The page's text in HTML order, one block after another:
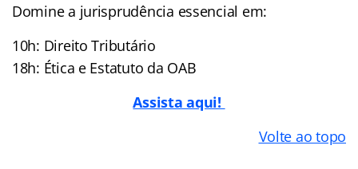
Domine a jurisprudência essencial em:
10h: Direito Tributário
18h: Ética e Estatuto da OAB
Assista aqui!
Volte ao topo